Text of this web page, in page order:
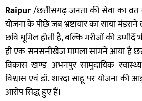
Raipur/छत्तीसगढ़ जनता की सेवा का
योजना के पीछे जब भ्रष्टाचार का साया
छवि धूमिल होती है, बल्कि मरीजों की उम्मीदें
ही एक सनसनीखेज मामला सामने आया है
विकास खण्ड अभनपुर सामुदायिक
विश्वास एवं डॉ. शारदा साहू पर योजना की
आरोप सिद्ध हुए हैं।